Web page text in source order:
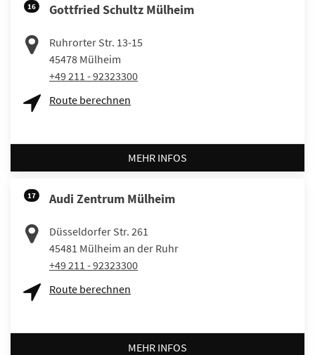
16 Gottfried Schultz Mülheim
Ruhrorter Str. 13-15
45478 Mülheim
+49 211 - 92323300
Route berechnen
MEHR INFOS
17 Audi Zentrum Mülheim
Düsseldorfer Str. 261
45481 Mülheim an der Ruhr
+49 211 - 92323300
Route berechnen
MEHR INFOS